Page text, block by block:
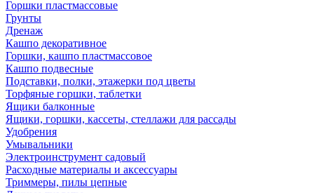
Горшки пластмассовые
Грунты
Дренаж
Кашпо декоративное
Горшки, кашпо пластмассовое
Кашпо подвесные
Подставки, полки, этажерки под цветы
Торфяные горшки, таблетки
Ящики балконные
Ящики, горшки, кассеты, стеллажи для рассады
Удобрения
Умывальники
Электроинструмент садовый
Расходные материалы и аксессуары
Триммеры, пилы цепные